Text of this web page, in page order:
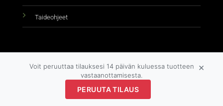
Taideohjeet
Copyright 2026 ©taidepiste.fi
Voit peruuttaa tilauksesi 14 päivän kuluessa tuotteen
vastaanottamisesta.
PERUUTA TILAUS
×